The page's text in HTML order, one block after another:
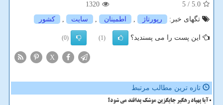
5.0
/ 5
1320
تگهای خبر:
رپورتاژ , اطمینان , سایت , كشور
این پست را می پسندید؟ (1)
(0)
X
تازه ترین مطالب مرتبط
آیا پهپاد رهگیر جایگزین موشک پدافند می شود؟